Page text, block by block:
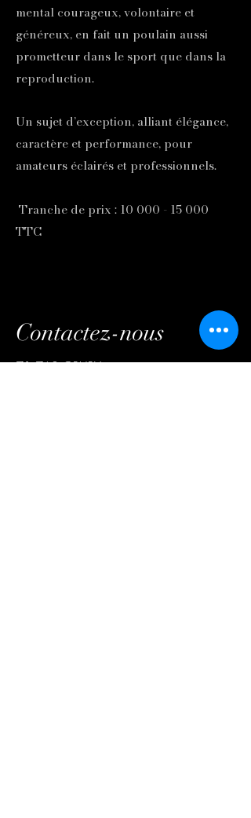
mental courageux, volontaire et
généreux, en fait un poulain aussi
prometteur dans le sport que dans la
reproduction.
Un sujet d’exception, alliant élégance,
caractère et performance, pour
amateurs éclairés et professionnels.
​ Tranche de prix : 10 000 - 15 000
TTC
Contactez-nous
71 760 GRURY